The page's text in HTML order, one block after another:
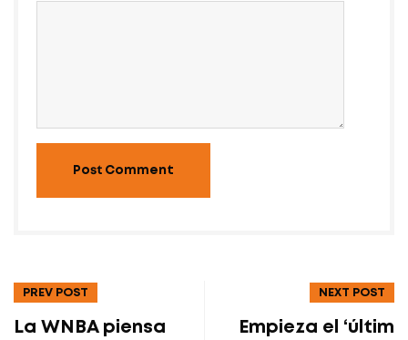
Post Comment
PREV POST
La WNBA piensa
NEXT POST
Empieza el ‘últim